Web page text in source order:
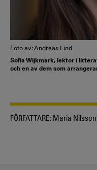
Foto av: Andreas Lind
Sofia Wijkmark, lektor i
och en av dem som
FÖRFATTARE: Maria Nilsson